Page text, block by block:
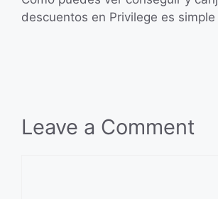
descuentos en Privilege es
Leave a Comment